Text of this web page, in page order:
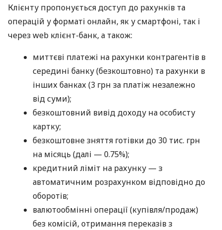
Клієнту пропонується доступ до рахунків та
операцій у форматі онлайн, як у смартфоні, так і
через web клієнт-банк, а також:
миттєві платежі на рахунки контрагентів в
середині банку (безкоштовно) та рахунки в
інших банках (3 грн за платіж незалежно
від суми);
безкоштовний вивід доходу на особисту
картку;
безкоштовне зняття готівки до 30 тис. грн
на місяць (далі — 0.75%);
кредитний ліміт на рахунку — з
автоматичним розрахунком відповідно до
оборотів;
валютообмінні операції (купівля/продаж)
без комісій, отримання переказів з